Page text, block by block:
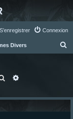
Connexion
S’enregistrer
Divers
Rechercher